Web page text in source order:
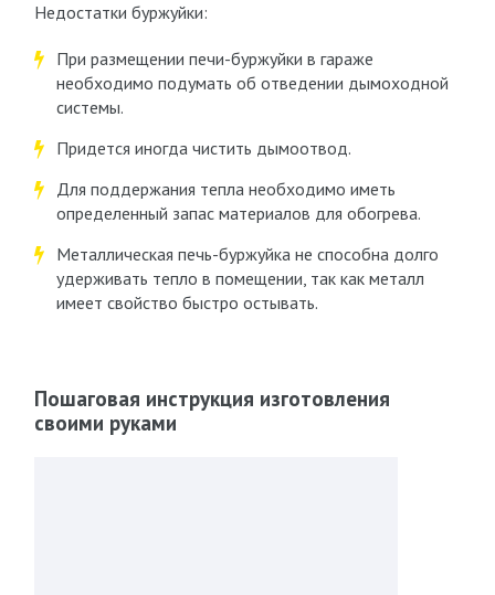
Недостатки буржуйки:
При размещении печи-буржуйки в гараже
необходимо подумать об отведении дымоходной
системы.
Придется иногда чистить дымоотвод.
Для поддержания тепла необходимо иметь
определенный запас материалов для обогрева.
Металлическая печь-буржуйка не способна долго
удерживать тепло в помещении, так как металл
имеет свойство быстро остывать.
Пошаговая инструкция изготовления
своими руками